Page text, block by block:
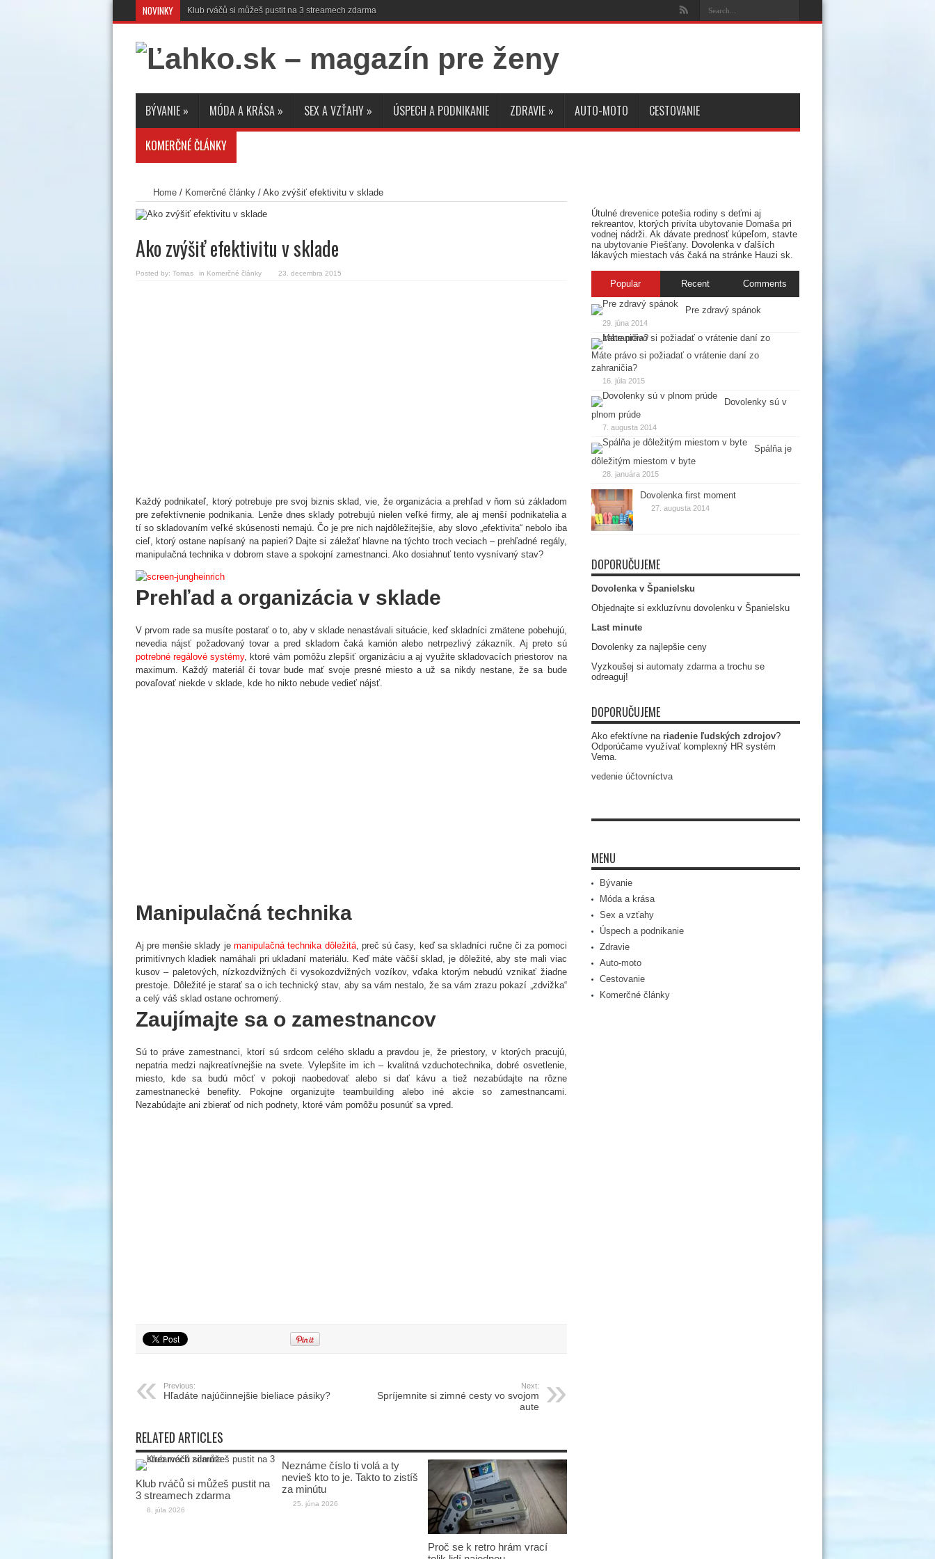
NOVINKY Klub rváčů si můžeš pustit na 3 streamech zdarma
BÝVANIE » MÓDA A KRÁSA » SEX A VZŤAHY » ÚSPECH A PODNIKANIE ZDRAVIE » AUTO-MOTO CESTOVANIE
KOMERČNÉ ČLÁNKY
Home/ Komerčné články/ Ako zvýšiť efektivitu v sklade
Ako zvýšiť efektivitu v sklade
Posted by: Tomas in Komerčné články 23. decembra 2015
Každý podnikateľ, ktorý potrebuje pre svoj biznis sklad, vie, že organizácia a prehľad v ňom sú základom
pre zefektívnenie podnikania. Lenže dnes sklady potrebujú nielen veľké firmy, ale aj menší podnikatelia a
tí so skladovaním veľké skúsenosti nemajú. Čo je pre nich najdôležitejšie, aby slovo „efektivita“ nebolo iba
cieľ, ktorý ostane napísaný na papieri? Dajte si záležať hlavne na týchto troch veciach – prehľadné regály,
manipulačná technika v dobrom stave a spokojní zamestnanci. Ako dosiahnuť tento vysnívaný stav?
Prehľad a organizácia v sklade
V prvom rade sa musíte postarať o to, aby v sklade nenastávali situácie, keď skladníci zmätene pobehujú,
nevedia nájsť požadovaný tovar a pred skladom čaká kamión alebo netrpezlivý zákazník. Aj preto sú
potrebné regálové systémy, ktoré vám pomôžu zlepšiť organizáciu a aj využite skladovacích priestorov na
maximum. Každý materiál či tovar bude mať svoje presné miesto a už sa nikdy nestane, že sa bude
povaľovať niekde v sklade, kde ho nikto nebude vedieť nájsť.
Manipulačná technika
Aj pre menšie sklady je manipulačná technika dôležitá, preč sú časy, keď sa skladníci ručne či za pomoci
primitívnych kladiek namáhali pri ukladaní materiálu. Keď máte väčší sklad, je dôležité, aby ste mali viac
kusov – paletových, nízkozdvižných či vysokozdvižných vozíkov, vďaka ktorým nebudú vznikať žiadne
prestoje. Dôležité je starať sa o ich technický stav, aby sa vám nestalo, že sa vám zrazu pokazí „zdvižka“
a celý váš sklad ostane ochromený.
Zaujímajte sa o zamestnancov
Sú to práve zamestnanci, ktorí sú srdcom celého skladu a pravdou je, že priestory, v ktorých pracujú,
nepatria medzi najkreatívnejšie na svete. Vylepšite im ich – kvalitná vzduchotechnika, dobré osvetlenie,
miesto, kde sa budú môcť v pokoji naobedovať alebo si dať kávu a tiež nezabúdajte na rôzne
zamestnanecké benefity. Pokojne organizujte teambuilding alebo iné akcie so zamestnancami.
Nezabúdajte ani zbierať od nich podnety, ktoré vám pomôžu posunúť sa vpred.
Previous:
Hľadáte najúčinnejšie bieliace pásiky?
Next:
Spríjemnite si zimné cesty vo svojom
aute
RELATED ARTICLES
Klub rváčů si můžeš pustit na
3 streamech zdarma
8. júla 2026
Neznáme číslo ti volá a ty
nevieš kto to je. Takto to zistíš
za minútu
25. júna 2026
Proč se k retro hrám vrací
Útulné drevenicepotešia rodiny s deťmi aj
rekreantov, ktorých privíta ubytovanie Domašapri
vodnej nádrži. Ak dávate prednosť kúpeľom, stavte
na ubytovanie Piešťany. Dovolenka v ďalších
lákavých miestach vás čaká na stránke Hauzi sk.
Popular Recent Comments
Pre zdravý spánok
29. júna 2014
Máte právo si požiadať o vrátenie daní zo
zahraničia?
16. júla 2015
Dovolenky sú v
plnom prúde
7. augusta 2014
Spálňa je
dôležitým miestom v byte
28. januára 2015
Dovolenka first moment
27. augusta 2014
DOPORUČUJEME
Dovolenka v Španielsku
Objednajte si exkluzívnu dovolenku v Španielsku
Last minute
Dovolenky za najlepšie ceny
Vyzkoušej si automaty zdarmaa trochu se
odreaguj!
DOPORUČUJEME
Ako efektívne na riadenie ľudských zdrojov?
Odporúčame využívať komplexný HR systém
Vema.
vedenie účtovníctva
MENU
Bývanie
Móda a krása
Sex a vzťahy
Úspech a podnikanie
Zdravie
Auto-moto
Cestovanie
Komerčné články